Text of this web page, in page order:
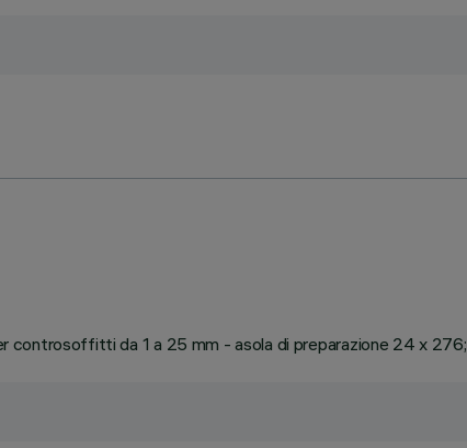
controsoffitti da 1 a 25 mm - asola di preparazione 24 x 276;